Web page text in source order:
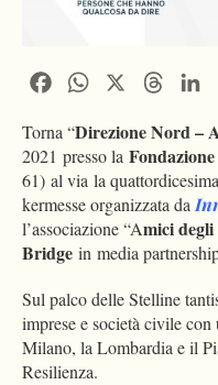
FacebookWhatsApp
Torna “Direzione Nord –
2021 presso la
61) al via la
kermesse organizzata da
l’associazione “Amici
Bridge in media
Sul palco delle Stelline
imprese e società civile
Milano, la Lombardia e il
Resilienza.